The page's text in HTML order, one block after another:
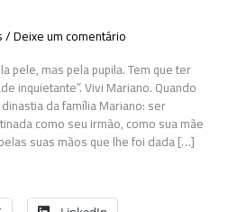
/Deixe um comentário
pele, mas pela pupila. Tem que ter
inquietante”. Vivi Mariano. Quando
da família Mariano: ser
como seu irmão, como sua mãe
suas mãos que lhe foi dada […]